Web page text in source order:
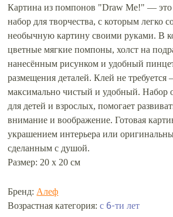
Картина из помпонов "Draw Me!" — это
набор для творчества, с которым легко
необычную картину своими руками. В
цветные мягкие помпоны, холст на
нанесённым рисунком и удобный
размещения деталей. Клей не
максимально чистый и удобный. Набор
для детей и взрослых, помогает
внимание и воображение. Готовая
украшением интерьера или
сделанным с душой.
Размер: 20 х 20 см
Бренд: Алеф
Возрастная категория:с 6-ти лет